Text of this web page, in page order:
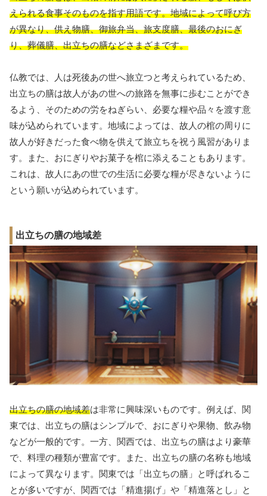
えられる食事そのものを指す用語です。地域によって呼び方
が異なり、供え物膳、御旅弁当、旅支度膳、最後のおにぎ
り、葬儀膳、出立ちの膳などさまざまです。
仏教では、人は死後あの世へ旅立つと考えられているため、
出立ちの膳は故人があの世への旅路を無事に歩むことができ
るよう、そのための労をねぎらい、必要な糧や品々を渡す意
味が込められています。地域によっては、故人の棺の周りに
故人が好きだった食べ物を供えて旅立ちを祝う風習がありま
す。また、おにぎりやお菓子を棺に添えることもあります。
これは、故人にあの世での生活に必要な糧が尽きないように
という願いが込められています。
出立ちの膳の地域差
出立ちの膳の地域差は非常に興味深いものです。例えば、関
東では、出立ちの膳はシンプルで、おにぎりや果物、飲み物
などが一般的です。一方、関西では、出立ちの膳はより豪華
で、料理の種類が豊富です。また、出立ちの膳の名称も地域
によって異なります。関東では「出立ちの膳」と呼ばれるこ
とが多いですが、関西では「精進揚げ」や「精進落とし」と